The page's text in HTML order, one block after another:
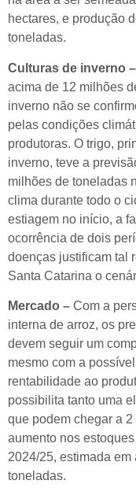
hectares, e produção
toneladas.
Culturas de inverno –
acima de 12 milhões
inverno não se
pelas condições
produtoras. O trigo,
inverno, teve a
milhões de toneladas
clima durante todo o
estiagem no início, a
ocorrência de dois
doenças justificam tal
Santa Catarina o
Mercado – Com a
interna de arroz, os
devem seguir um
mesmo com a
rentabilidade ao
possibilita tanto uma
que podem chegar a
aumento nos
2024/25, estimada em
toneladas.